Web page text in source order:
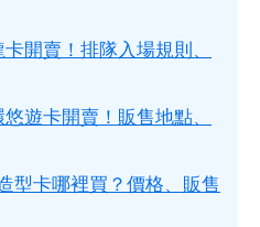
開賣！排隊入場規則、
遊卡開賣！販售地點、
型卡哪裡買？價格、販售